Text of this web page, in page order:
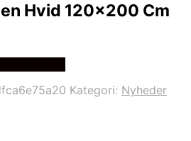
Hvid 120×200 Cm
Kategori: Nyheder